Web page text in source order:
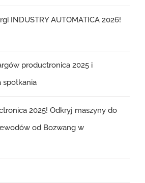
INDUSTRY AUTOMATICA 2026!
productronica 2025 i
spotkania
2025! Odkryj maszyny do
od Bozwang w